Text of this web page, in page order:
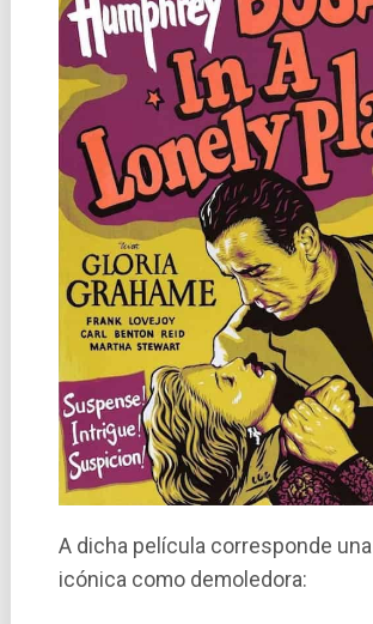
A dicha película corresponde una
icónica como demoledora: